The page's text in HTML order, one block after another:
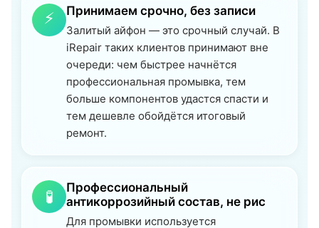
⚡ Принимаем срочно, без записи
Залитый айфон — это срочный случай. В
iRepair таких клиентов принимают вне
очереди: чем быстрее начнётся
профессиональная промывка, тем
больше компонентов удастся спасти и
тем дешевле обойдётся итоговый
ремонт.
🧪
Профессиональный
антикоррозийный состав, не рис
Для промывки используется